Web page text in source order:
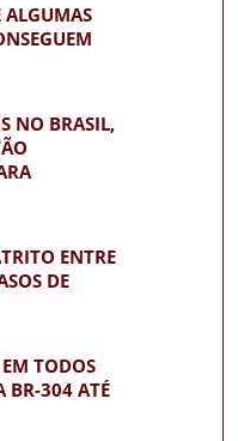
ALGUMAS
NO BRASIL,
ENTRE
DE
TODOS
BR-304 ATÉ